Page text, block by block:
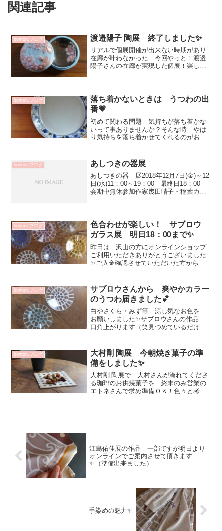
関連記事
bonton.ブログ 渡邉陽子 陶展 終了しました✨
リアルで個展開催が出来ない時期があり
在廊が叶わなかった 今回やっと！渡邉
陽子さんの在廊が実現した個展！楽しか
た！💕ずっと渡邉...
bonton.ブログ
落ち着かないときは うつわの出
番💗
初めて関わる問題 気持ちが落ち着かな
いって事ありませんか？そんな時 やは
り気持ちを落ち着かせてくれるのがお料
口利枝さんのお皿は おおらかで色々な
お料理を受け止めてくれ...
bonton.ブログ あしつきの器展
あしつきの器 展2018年12月7日(金)～12
日(水)11：00～19：00 最終日18：00
会期中無休参加作家幾田晴子・稲葉カ
る...
bonton.ブログ
色合わせが楽しい！ サブロウ
ガラス展 明日18：00まで✨
昨日は 沢山の方にオンラインショップ
ご利用いただきありがとうございました
✨ご入金確認させていただいた方から順
自動配信メールも届いていない方いらっ
しゃいましたらHPよりお...
bonton.ブログ
サブロウさんから 爽やかカラー
のうつわ届きました💕
白やさくら・みず等 涼し気なお色を
お願いしました✨サブロウさんの作品
口角上がります（笑見つめているだけで
ンで使う？今度のお家ランチ会に素敵か
も～等々楽しすぎませ...
bonton.ブログ
大村剛 陶展 今朝焼き菓子の準
備をしました✨
大村剛 陶展で 大村さんが淹れてくださ
る珈琲のお供焼菓子を 終末のみ営業の
エトネさんで求め準備ＯＫ！色々と考え
江島佑佳展の作品 一部ですが明日より
オンラインでご案内させて頂きます
✨（準備出来ました）
手染めの魅力✨